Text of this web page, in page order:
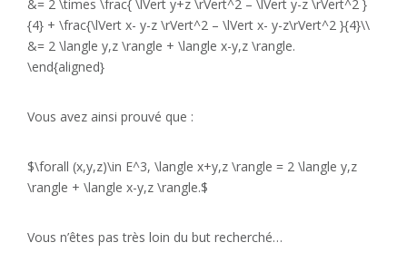
&= 2 \times \frac{ \lVert y+z \rVert^2 – \lVert y-z \rVert^2 }
{4} + \frac{\lVert x- y-z \rVert^2 – \lVert x- y-z\rVert^2 }{4}\\
&= 2 \langle y,z \rangle + \langle x-y,z \rangle.
\end{aligned}
Vous avez ainsi prouvé que :
$\forall (x,y,z)\in E^3, \langle x+y,z \rangle = 2 \langle y,z
\rangle + \langle x-y,z \rangle.$
Vous n’êtes pas très loin du but recherché…